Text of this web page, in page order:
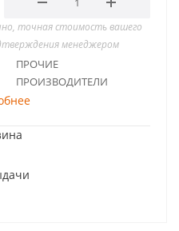
точная стоимость вашего
менеджером
ПРОЧИЕ
ПРОИЗВОДИТЕЛИ